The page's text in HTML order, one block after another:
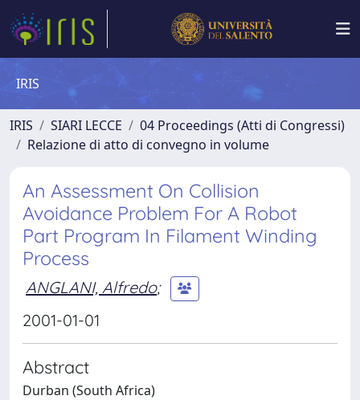
IRIS
IRIS SIARI LECCE
04 Proceedings (Atti di Congressi)
Relazione di atto di convegno in volume
An Assessment On Collision
Avoidance Problem For A Robot
Part Program In Filament Winding
Process
ANGLANI, Alfredo;
2001-01-01
Abstract
Durban (South Africa)